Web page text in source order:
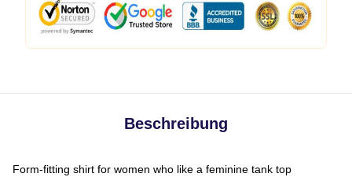
Beschreibung
Form-fitting shirt for women who like a feminine tank top